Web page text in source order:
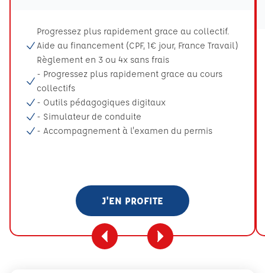
Progressez plus rapidement grace au collectif.
Aide au financement (CPF, 1€ jour, France Travail)
Règlement en 3 ou 4x sans frais
- Progressez plus rapidement grace au cours
collectifs
- Outils pédagogiques digitaux
- Simulateur de conduite
- Accompagnement à l'examen du permis
J'EN PROFITE